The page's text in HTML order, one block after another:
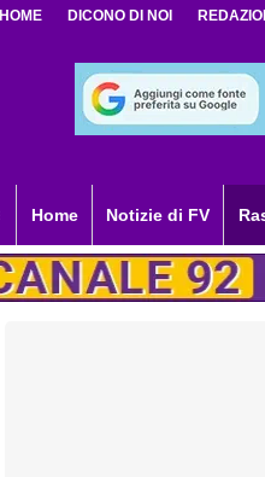
HOME DICONO DI NOI
Home Notizie di FV